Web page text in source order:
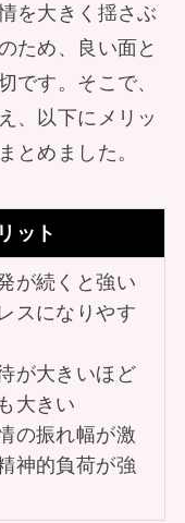
を大きく揺さぶ
ため、良い面と
です。そこで、
、以下にメリッ
とめました。
ット
が続くと強い
スになりやす
が大きいほど
大きい
の振れ幅が激
神的負荷が強